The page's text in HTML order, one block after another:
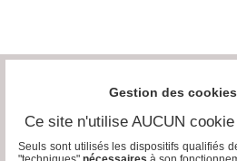
Gestion des cookies
Ce site n'utilise AUCUN
Seuls sont utilisés les dispositifs qualifiés